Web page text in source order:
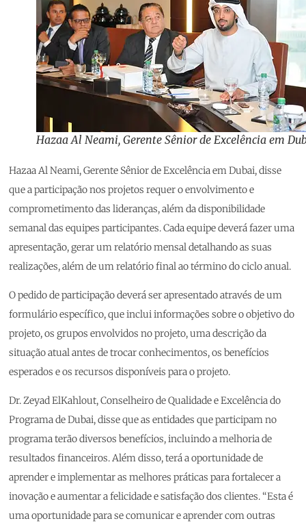
Hazaa Al Neami, Gerente Sênior de Excelência em
Hazaa Al Neami, Gerente Sênior de Excelência em Dubai, disse
que a participação nos projetos requer o envolvimento e
comprometimento das lideranças, além da disponibilidade
semanal das equipes participantes. Cada equipe deverá fazer uma
apresentação, gerar um relatório mensal detalhando as suas
realizações, além de um relatório final ao término do ciclo anual.
O pedido de participação deverá ser apresentado através de um
formulário específico, que inclui informações sobre o objetivo do
projeto, os grupos envolvidos no projeto, uma descrição da
situação atual antes de trocar conhecimentos, os benefícios
esperados e os recursos disponíveis para o projeto.
Dr. Zeyad ElKahlout, Conselheiro de Qualidade e Excelência do
Programa de Dubai, disse que as entidades que participam no
programa terão diversos benefícios, incluindo a melhoria de
resultados financeiros. Além disso, terá a oportunidade de
aprender e implementar as melhores práticas para fortalecer a
inovação e aumentar a felicidade e satisfação dos clientes. “Esta é
uma oportunidade para se comunicar e aprender com outras